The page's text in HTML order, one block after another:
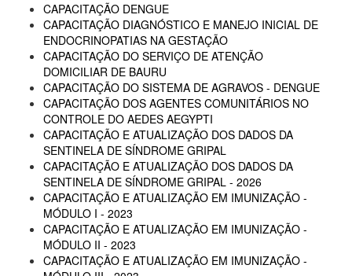
CAPACITAÇÃO DENGUE
CAPACITAÇÃO DIAGNÓSTICO E MANEJO INICIAL DE
ENDOCRINOPATIAS NA GESTAÇÃO
CAPACITAÇÃO DO SERVIÇO DE ATENÇÃO
DOMICILIAR DE BAURU
CAPACITAÇÃO DO SISTEMA DE AGRAVOS - DENGUE
CAPACITAÇÃO DOS AGENTES COMUNITÁRIOS NO
CONTROLE DO AEDES AEGYPTI
CAPACITAÇÃO E ATUALIZAÇÃO DOS DADOS DA
SENTINELA DE SÍNDROME GRIPAL
CAPACITAÇÃO E ATUALIZAÇÃO DOS DADOS DA
SENTINELA DE SÍNDROME GRIPAL - 2026
CAPACITAÇÃO E ATUALIZAÇÃO EM IMUNIZAÇÃO -
MÓDULO I - 2023
CAPACITAÇÃO E ATUALIZAÇÃO EM IMUNIZAÇÃO -
MÓDULO II - 2023
CAPACITAÇÃO E ATUALIZAÇÃO EM IMUNIZAÇÃO -